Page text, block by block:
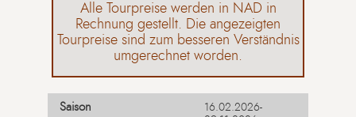
Alle Tourpreise werden in NAD in
Rechnung gestellt. Die angezeigten
Tourpreise sind zum besseren Verständnis
umgerechnet worden.
16.02.2026-